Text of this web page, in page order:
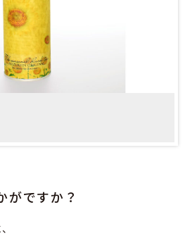
がですか？